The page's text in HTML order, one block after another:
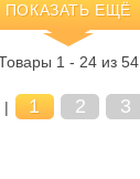
ПОКАЗАТЬ ЕЩЁ
1 - 24 из 54
| 1 2 3